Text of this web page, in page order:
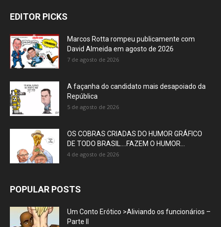
EDITOR PICKS
Marcos Rotta rompeu publicamente com
David Almeida em agosto de 2026
7 de agosto de 2026
A façanha do candidato mais desapoiado da
República
5 de agosto de 2026
OS COBRAS CRIADAS DO HUMOR GRÁFICO
DE TODO BRASIL….FAZEM O HUMOR...
4 de agosto de 2026
POPULAR POSTS
Um Conto Erótico >Aliviando os funcionários –
Parte II